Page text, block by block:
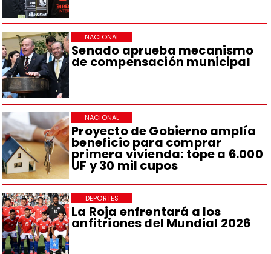
Senado aprueba mecanismo
de compensación municipal
NACIONAL
Proyecto de Gobierno amplía
beneficio para comprar
primera vivienda: tope a 6.000
UF y 30 mil cupos
NACIONAL
La Roja enfrentará a los
anfitriones del Mundial 2026
DEPORTES